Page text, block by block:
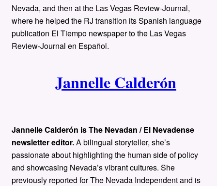
Nevada, and then at the Las Vegas Review-Journal,
where he helped the RJ transition its Spanish language
publication El Tiempo newspaper to the Las Vegas
Review-Journal en Español.
Jannelle Calderón
Jannelle Calderón is The Nevadan / El Nevadense
newsletter editor.A bilingual storyteller, she’s
passionate about highlighting the human side of policy
and showcasing Nevada’s vibrant cultures. She
previously reported for The Nevada Independent and is